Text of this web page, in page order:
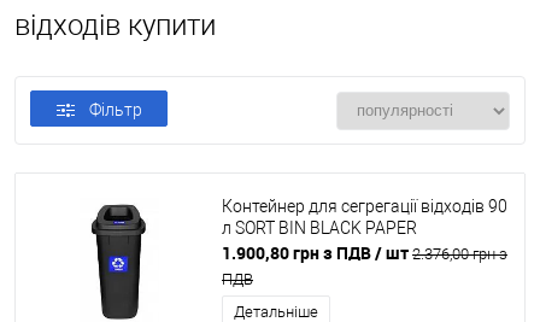
відходів купити
Фільтр
Контейнер для сегрегації відходів 90
л SORT BIN BLACK PAPER
1.900,80 грн з ПДВ/ шт 2.376,00 грн з
ПДВ
Детальніше